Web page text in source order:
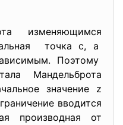
изменяющимся
точка с, а
Поэтому
Мандельброта
значение z
вводится
производная от